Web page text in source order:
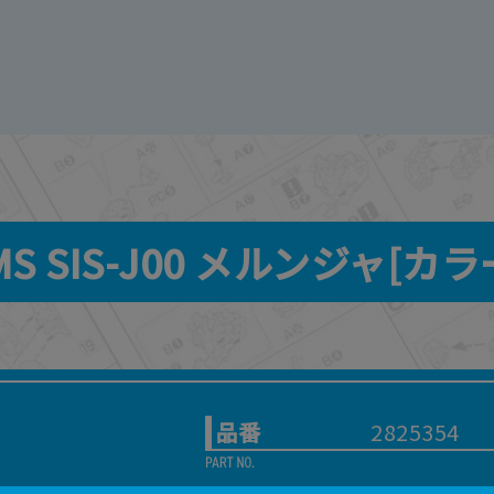
SIS-J00 メルンジャ[カ
品番 2825354